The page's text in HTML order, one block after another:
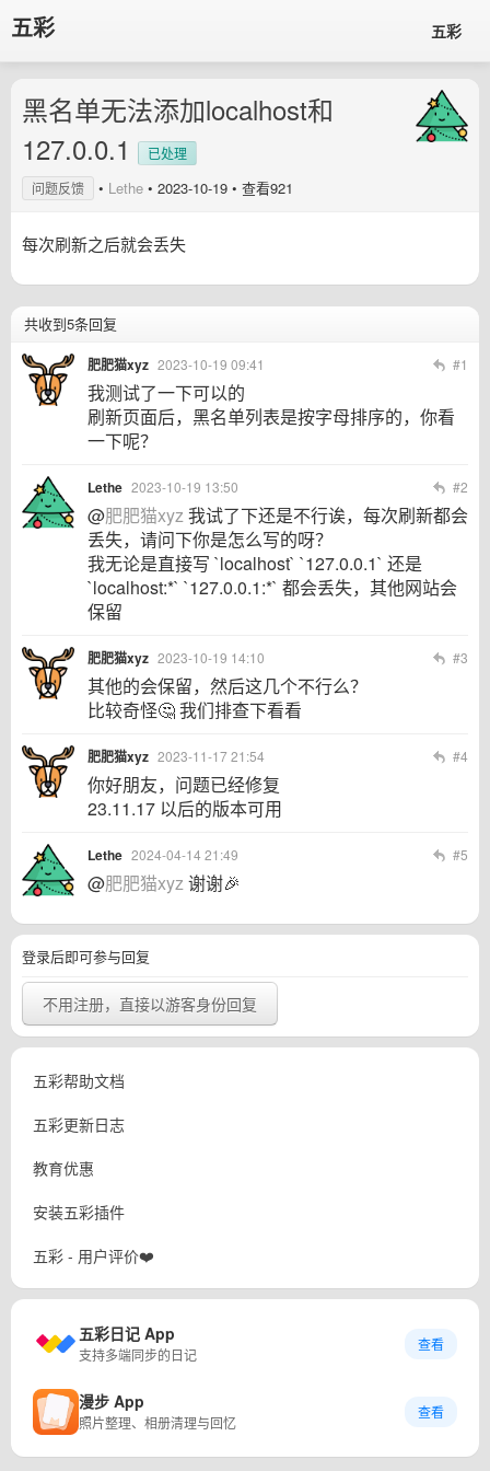
五彩 五彩
黑名单无法添加localhost和
127.0.0.1
已处理
问题反馈
• Lethe • 2023-10-19 • 查看921
每次刷新之后就会丢失
共收到5条回复
肥肥猫xyz 2023-10-19 09:41 #1
我测试了一下可以的
刷新页面后，黑名单列表是按字母排序的，你看
一下呢？
Lethe 2023-10-19 13:50 #2
@肥肥猫xyz我试了下还是不行诶，每次刷新都会
丢失，请问下你是怎么写的呀？
我无论是直接写 `localhost` `127.0.0.1` 还是
`localhost:*` `127.0.0.1:*` 都会丢失，其他网站会
保留
肥肥猫xyz 2023-10-19 14:10 #3
其他的会保留，然后这几个不行么？
比较奇怪🤔 我们排查下看看
肥肥猫xyz 2023-11-17 21:54 #4
你好朋友，问题已经修复
23.11.17 以后的版本可用
Lethe 2024-04-14 21:49 #5
@肥肥猫xyz谢谢🎉
登录后即可参与回复
不用注册，直接以游客身份回复
五彩帮助文档
五彩更新日志
教育优惠
安装五彩插件
五彩 - 用户评价❤️
五彩日记 App
支持多端同步的日记
查看
漫步 App
照片整理、相册清理与回忆
查看